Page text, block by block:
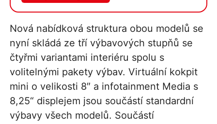
Nová nabídková struktura obou modelů se
nyní skládá ze tří výbavových stupňů se
čtyřmi variantami interiéru spolu s
volitelnými pakety výbav. Virtuální kokpit
mini o velikosti 8″ a infotainment Media s
8,25“ displejem jsou součástí standardní
výbavy všech modelů. Součástí